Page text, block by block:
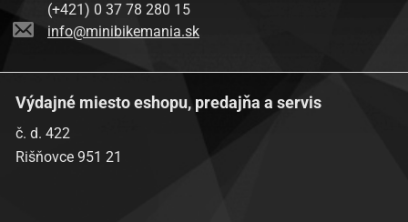
(+421) 0 37 78 280 15
info@minibikemania.sk
Výdajné miesto eshopu, predajňa a servis
č. d. 422
Rišňovce 951 21